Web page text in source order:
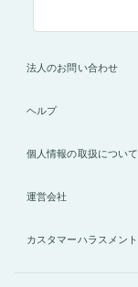
法人のお問い合わせ
ヘルプ
個人情報の取扱について
運営会社
カスタマーハラスメン